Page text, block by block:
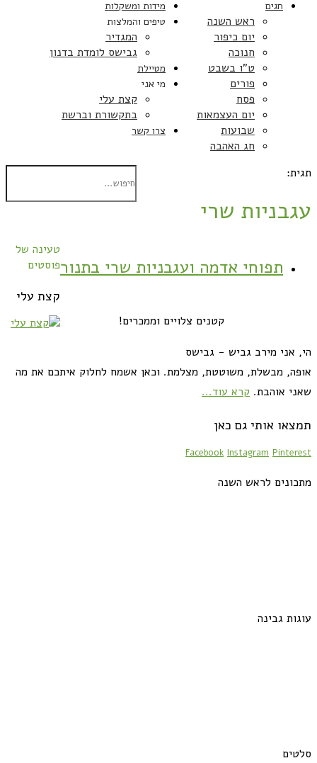
חגים
ראש השנה
יום כיפור
חנוכה
ט”ו בשבט
פורים
פסח
יום העצמאות
שבועות
חג האהבה
מידות ומשקלות
טיפים והמלצות
המגדיר
גבישס לומדת בדנון
מטיילת
מי אני
קצת עלי
בתקשורת וברשת
צרו קשר
תגית:
עגבניות שרי
תפוחי אדמה ועגבניות שרי בתנור
קטנים צלויים וממכרים!
טעינה של
פוסטים
קצת עלי
הי, אני מירב גביש - גבישס
אופה, מבשלת, משוטטת, מצלמת. וכאן אשמח לחלוק איתכם את מה
שאני אוהבת. קרא עוד...
תמצאו אותי גם כאן
Facebook Instagram Pinterest
מתכונים לראש השנה
עוגות גבינה
סלטים